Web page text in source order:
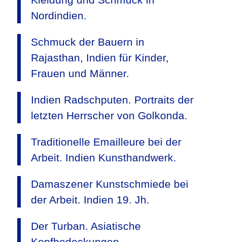
Nordindien.
Schmuck der Bauern in
Rajasthan, Indien für Kinder,
Frauen und Männer.
Indien Radschputen. Portraits der
letzten Herrscher von Golkonda.
Traditionelle Emailleure bei der
Arbeit. Indien Kunsthandwerk.
Damaszener Kunstschmiede bei
der Arbeit. Indien 19. Jh.
Der Turban. Asiatische